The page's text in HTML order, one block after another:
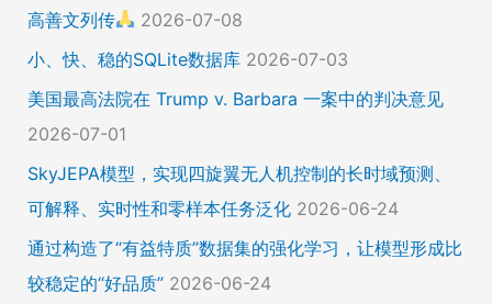
高善文列传
2026-07-08
小、快、稳的SQLite数据库 2026-07-03
美国最高法院在 Trump v. Barbara 一案中的判决意见
2026-07-01
SkyJEPA模型，实现四旋翼无人机控制的长时域预测、
可解释、实时性和零样本任务泛化 2026-06-24
通过构造了“有益特质”数据集的强化学习，让模型形成比
较稳定的“好品质” 2026-06-24